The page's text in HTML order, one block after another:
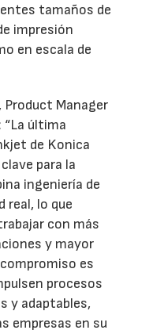
tamaños de
impresión
en escala de
Product Manager
última
de Konica
para la
ingeniería de
real, lo que
con más
y mayor
es
procesos
y adaptables,
empresas en su